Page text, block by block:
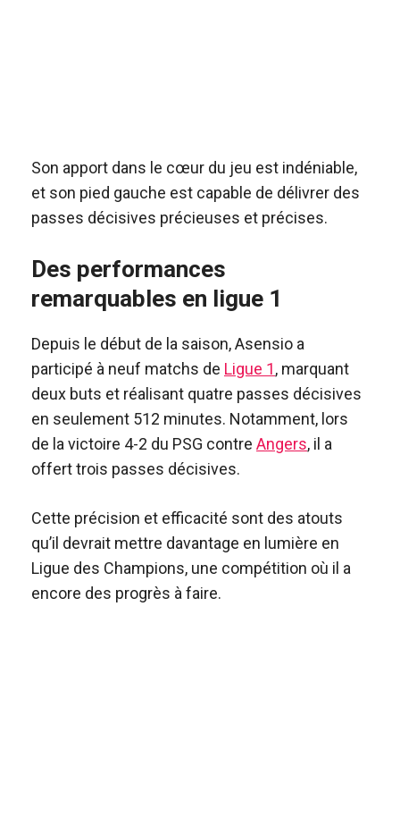
Son apport dans le cœur du jeu est indéniable,
et son pied gauche est capable de délivrer des
passes décisives précieuses et précises.
Des performances
remarquables en ligue 1
Depuis le début de la saison, Asensio a
participé à neuf matchs de Ligue 1, marquant
deux buts et réalisant quatre passes décisives
en seulement 512 minutes. Notamment, lors
de la victoire 4-2 du PSG contre Angers, il a
offert trois passes décisives.
Cette précision et efficacité sont des atouts
qu’il devrait mettre davantage en lumière en
Ligue des Champions, une compétition où il a
encore des progrès à faire.